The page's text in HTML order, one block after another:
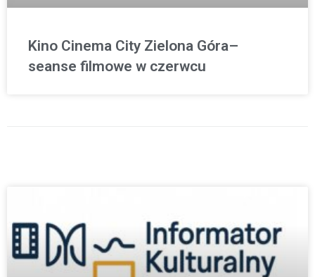
Kino Cinema City Zielona Góra–
seanse filmowe w czerwcu